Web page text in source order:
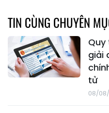
TIN CÙNG CHUYÊN
giải
tử
08/08/